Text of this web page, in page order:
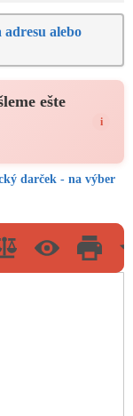
alebo
ešte
i
darček - na výber